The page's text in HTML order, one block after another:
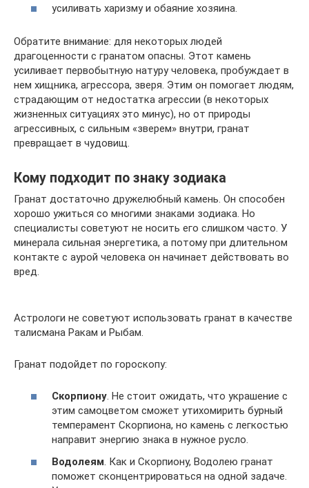
усиливать харизму и обаяние хозяина.
Обратите внимание: для некоторых людей
драгоценности с гранатом опасны. Этот камень
усиливает первобытную натуру человека, пробуждает в
нем хищника, агрессора, зверя. Этим он помогает людям,
страдающим от недостатка агрессии (в некоторых
жизненных ситуациях это минус), но от природы
агрессивных, с сильным «зверем» внутри, гранат
превращает в чудовищ.
Кому подходит по знаку зодиака
Гранат достаточно дружелюбный камень. Он способен
хорошо ужиться со многими знаками зодиака. Но
специалисты советуют не носить его слишком часто. У
минерала сильная энергетика, а потому при длительном
контакте с аурой человека он начинает действовать во
вред.
Астрологи не советуют использовать гранат в качестве
талисмана Ракам и Рыбам.
Гранат подойдет по гороскопу:
Скорпиону. Не стоит ожидать, что украшение с
этим самоцветом сможет утихомирить бурный
темперамент Скорпиона, но камень с легкостью
направит энергию знака в нужное русло.
Водолеям . Как и Скорпиону, Водолею гранат
поможет сконцентрироваться на одной задаче.